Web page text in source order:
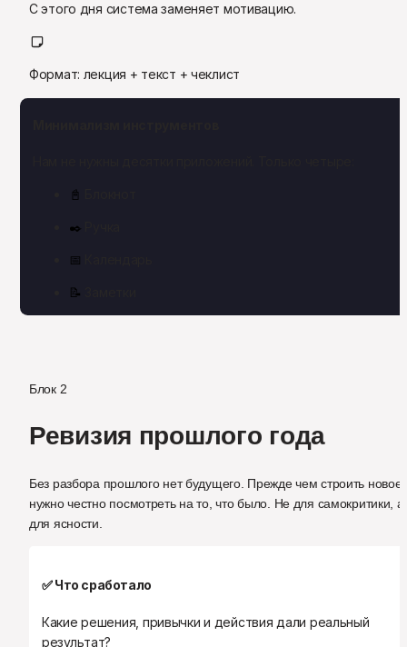
С этого дня система заменяет мотивацию.
Формат: лекция + текст + чеклист
📓
✒️
📅
📝
Блок 2
Ревизия прошлого года
Без разбора прошлого нет будущего. Прежде чем строить
нужно честно посмотреть на то, что было. Не для самокритики, а
для ясности.
✅ Что сработало
Какие решения, привычки и действия дали реальный
результат?